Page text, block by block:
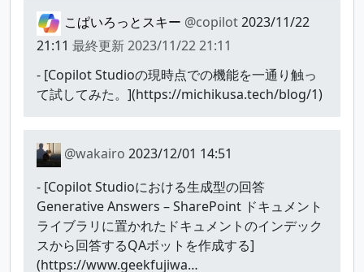
こぱいろっとスキー @copilot2023/11/22
21:11 最終更新2023/11/22 21:11
- [Copilot Studioの現時点での機能を一通り触っ
て試してみた。](https://michikusa.tech/blog/1)
@wakairo 2023/12/01 14:51
- [Copilot Studioにおける生成型の回答
Generative Answers – SharePoint ドキュメント
ライブラリに置かれたドキュメントのインデック
スから回答するQAボットを作成する]
(https://www.geekfujiwa…